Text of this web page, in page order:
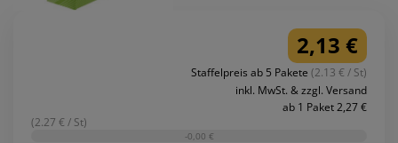
2,13 €
Staffelpreis ab 5 Pakete (2.13 € / St)
inkl. MwSt. & zzgl. Versand
ab 1 Paket 2,27 €
(2.27 € / St)
-0,00 €